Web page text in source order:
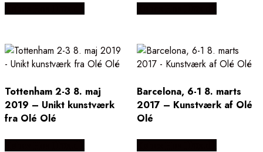
Tottenham 2-3 8. maj
2019 – Unikt kunstværk
fra Olé Olé
Barcelona, 6-1 8. marts
2017 – Kunstværk af Olé
Olé